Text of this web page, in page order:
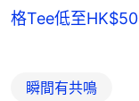
格Tee低至HK$50
瞬間有共鳴